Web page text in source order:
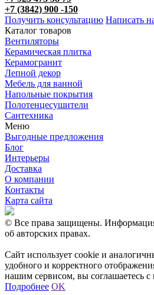
+7 (3842) 900 -150
Получить консультацию Написать
Каталог товаров
Вентиляторы
Керамическая плитка
Керамогранит
Лепной декор
Мебель для ванной
Напольные покрытия
Полотенцесушители
Сантехника
Меню
Выгодные предложения
Блог
Интерьеры
Доставка
О компании
Контакты
Карта сайта
© Все права защищены.
об авторских правах.
Сайт использует cookie и
удобного и корректного
нашим сервисом, вы соглашаетесь с
Подробнее OK